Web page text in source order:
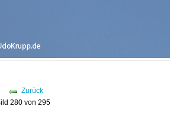
Zurück
280 von 295